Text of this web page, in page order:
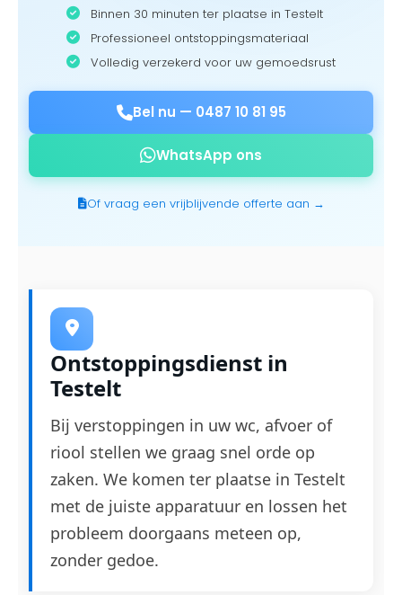
Binnen 30 minuten ter plaatse in Testelt
Professioneel ontstoppingsmateriaal
Volledig verzekerd voor uw gemoedsrust
Bel nu — 0487 10 81 95
WhatsApp ons
Of vraag een vrijblijvende offerte aan →
Ontstoppingsdienst in
Testelt
Bij verstoppingen in uw wc, afvoer of
riool stellen we graag snel orde op
zaken. We komen ter plaatse in Testelt
met de juiste apparatuur en lossen het
probleem doorgaans meteen op,
zonder gedoe.